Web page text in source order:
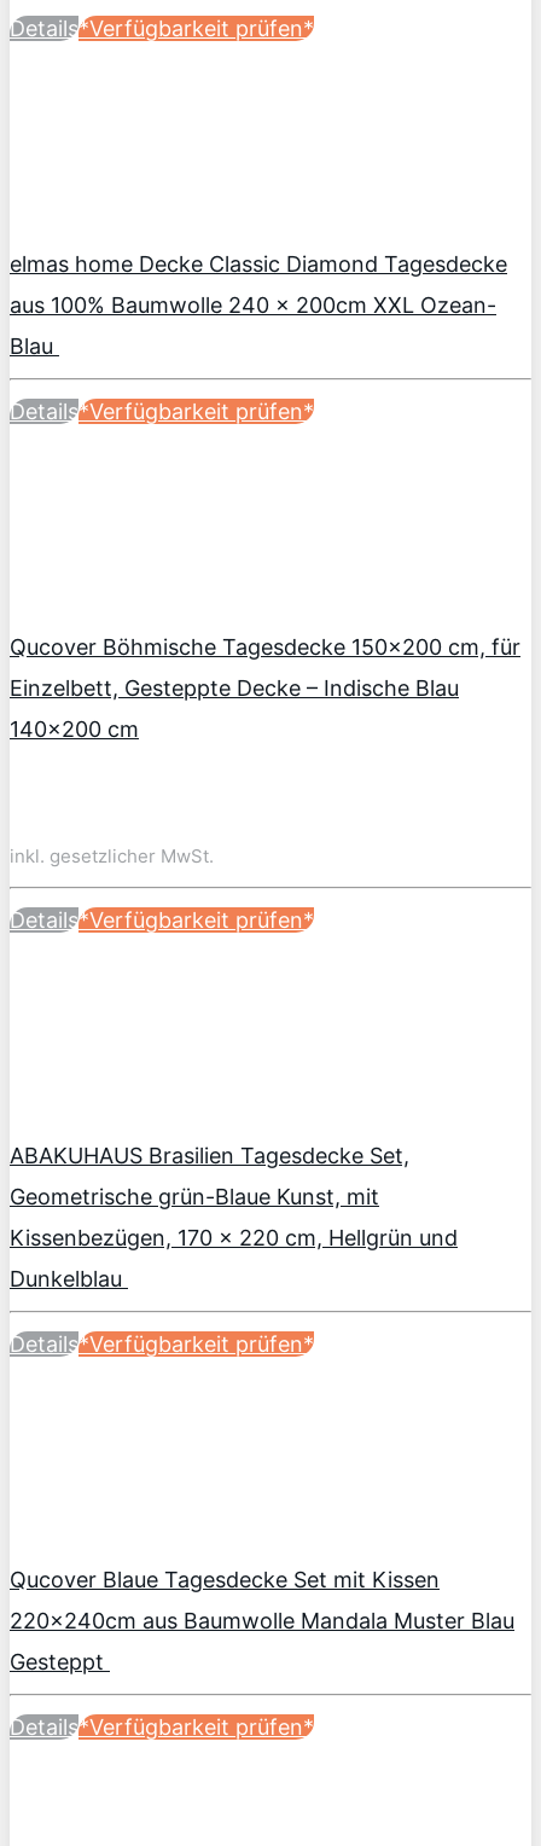
Details*Verfügbarkeit prüfen*
elmas home Decke Classic Diamond Tagesdecke
aus 100% Baumwolle 240 x 200cm XXL Ozean-
Blau
Details*Verfügbarkeit prüfen*
Qucover Böhmische Tagesdecke 150×200 cm, für
Einzelbett, Gesteppte Decke – Indische Blau
140×200 cm
inkl. gesetzlicher MwSt.
Details*Verfügbarkeit prüfen*
ABAKUHAUS Brasilien Tagesdecke Set,
Geometrische grün-Blaue Kunst, mit
Kissenbezügen, 170 x 220 cm, Hellgrün und
Dunkelblau
Details*Verfügbarkeit prüfen*
Qucover Blaue Tagesdecke Set mit Kissen
220x240cm aus Baumwolle Mandala Muster Blau
Gesteppt
Details*Verfügbarkeit prüfen*